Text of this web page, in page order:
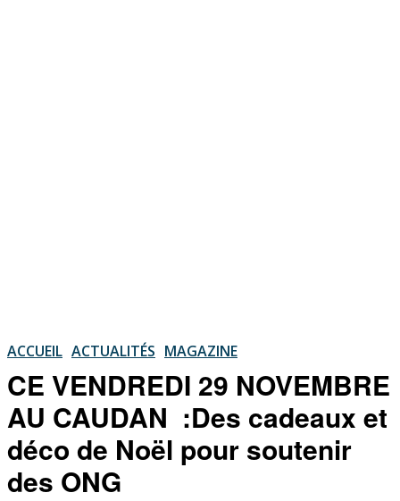
ACCUEIL ACTUALITÉS MAGAZINE
CE VENDREDI 29 NOVEMBRE
AU CAUDAN :Des cadeaux et
déco de Noël pour soutenir
des ONG